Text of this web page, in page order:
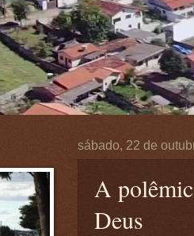
sábado, 22 de
A
Deus